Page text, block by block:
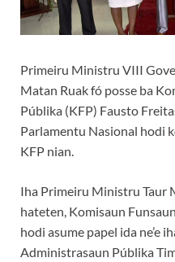
Primeiru Ministru VIII
Matan Ruak fó posse ba
Públika (KFP) Fausto
Parlamentu Nasional hodi
KFP nian.
Iha Primeiru Ministru Taur
hateten, Komisaun
hodi asume papel ida ne’e
Administrasaun Públika